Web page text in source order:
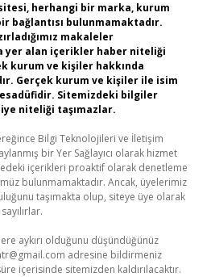
herhangi bir marka, kurum
bağlantısı bulunmamaktadır.
makaleler
yer alan içerikler haber niteliği
kurum ve kişiler hakkında
Gerçek kurum ve kişiler ile isim
Sitemizdeki bilgiler
niteliği taşımazlar.
Bilgi Teknolojileri ve İletişim
bir Yer Sağlayıcı olarak hizmet
içerikleri proaktif olarak denetleme
bulunmamaktadır. Ancak, üyelerimiz
taşımakta olup, siteye üye olarak
aykırı olduğunu düşündüğünüz
adresine bildirmeniz
içerisinde sitemizden kaldırılacaktır.